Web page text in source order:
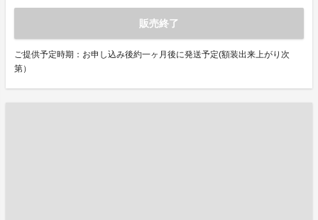
販売終了
ご提供予定時期：お申し込み後約一ヶ月後に発送予定(額装出来上がり次
第）